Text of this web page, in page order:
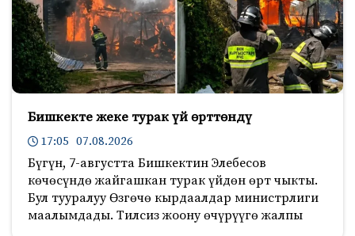
Бишкекте жеке турак үй өрттөндү
17:05 07.08.2026
Бүгүн, 7-августта Бишкектин Элебесов
көчөсүндө жайгашкан турак үйдөн өрт чыкты.
Бул тууралуу Өзгөчө кырдаалдар министрлиги
маалымдады. Тилсиз жоону өчүрүүгө жалпы